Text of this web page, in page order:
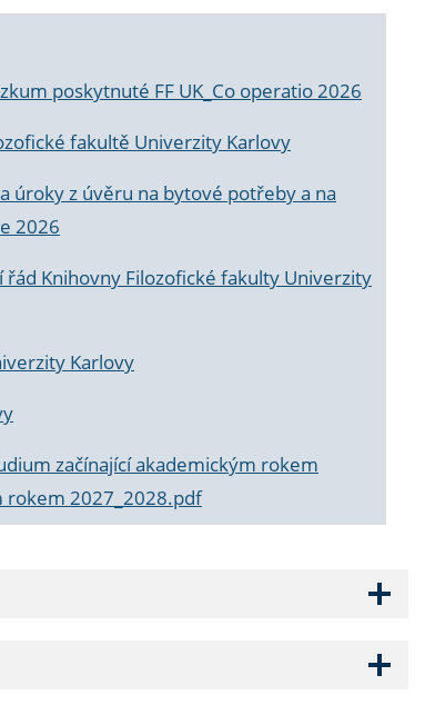
poskytnuté FF UK_Co operatio 2026
fakultě Univerzity Karlovy
úroky z úvěru na bytové potřeby a na
2026
Knihovny Filozofické fakulty Univerzity
Karlovy
začínající akademickým rokem
rokem 2027_2028.pdf